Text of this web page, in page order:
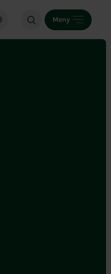
Meny